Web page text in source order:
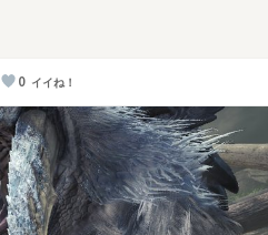
0 イイね！